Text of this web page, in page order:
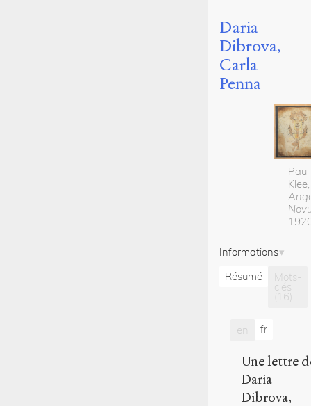
Daria
Dibrova
Carla
Penna
Paul
Klee,
Informations
Résumé
Mots-
clés
(16)
en fr
Une lettre
Daria
Dibrova,